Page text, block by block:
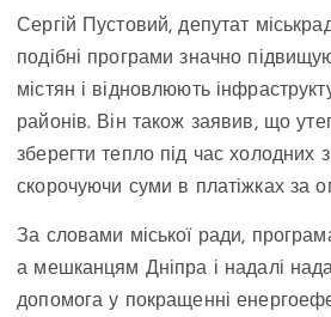
Сергій Пустовий, депутат
подібні програми значно
містян і відновлюють
районів. Він також заявив, що
зберегти тепло під час холодних
скорочуючи суми в платіжках за
За словами міської ради,
а мешканцям Дніпра і надалі
допомога у покращенні